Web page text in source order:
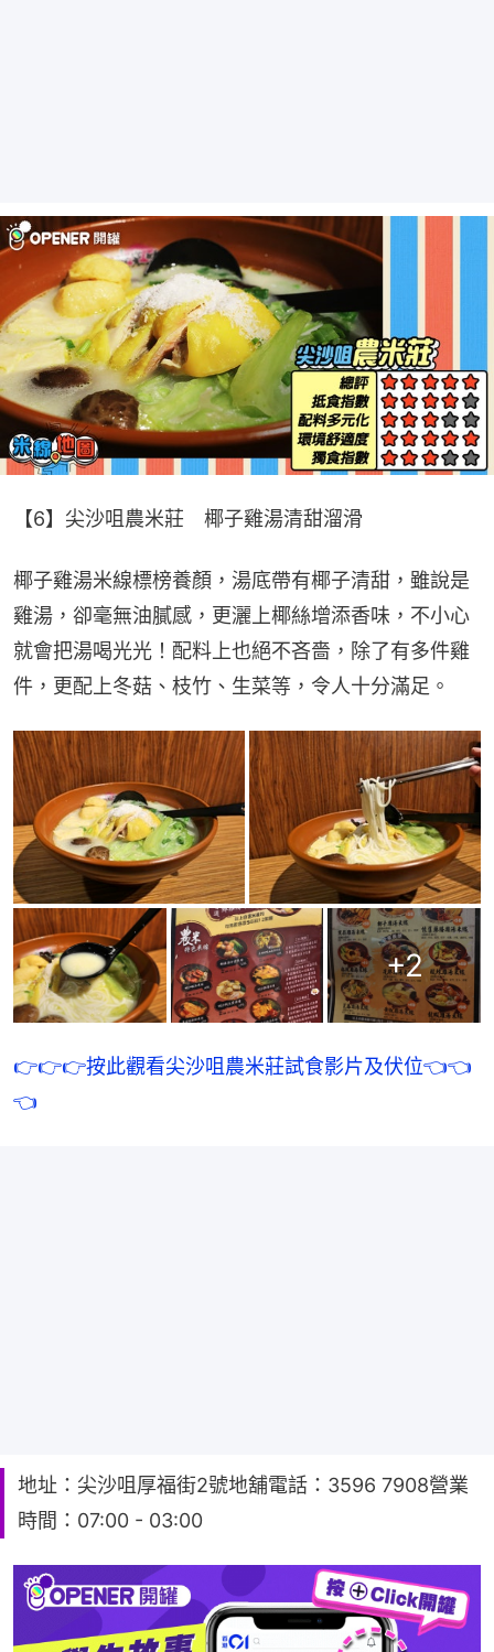
【6】尖沙咀農米莊　椰子雞湯清甜溜滑
椰子雞湯米線標榜養顏，湯底帶有椰子清甜，雖說是
雞湯，卻毫無油膩感，更灑上椰絲增添香味，不小心
就會把湯喝光光！配料上也絕不吝嗇，除了有多件雞
件，更配上冬菇、枝竹、生菜等，令人十分滿足。
+2
👉👉👉按此觀看尖沙咀農米莊試食影片及伏位👈👈
👈
地址：尖沙咀厚福街2號地舖電話：3596 7908營業
時間：07:00 - 03:00